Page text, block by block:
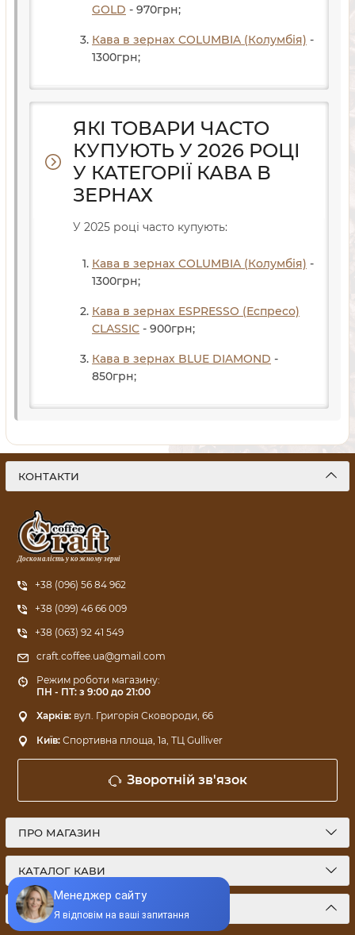
GOLD - 970грн;
Кава в зернах COLUMBIA (Колумбія) -
1300грн;
ЯКІ ТОВАРИ ЧАСТО
КУПУЮТЬ У 2026 РОЦІ
У КАТЕГОРІЇ КАВА В
ЗЕРНАХ
У 2025 році часто купують:
Кава в зернах COLUMBIA (Колумбія) -
1300грн;
Кава в зернах ESPRESSO (Еспресо)
CLASSIC - 900грн;
Кава в зернах BLUE DIAMOND -
850грн;
КОНТАКТИ
Досконалість у кожному зерні
+38 (096) 56 84 962
+38 (099) 46 66 009
+38 (063) 92 41 549
craft.coffee.ua@gmail.com
Режим роботи магазину:
ПН - ПТ: з 9:00 до 21:00
Харків: вул. Григорія Сковороди, 66
Київ: Спортивна площа, 1a, ТЦ Gulliver
Зворотній зв'язок
ПРО МАГАЗИН
КАТАЛОГ КАВИ
МИ У СОЦМЕРЕЖАХ: